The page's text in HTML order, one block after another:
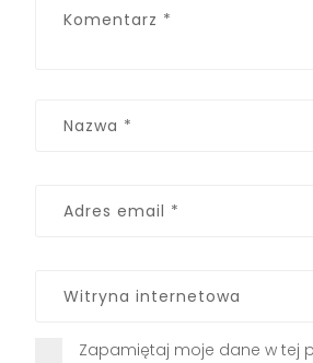
Zapamiętaj moje dane w tej